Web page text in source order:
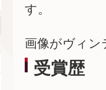
す。
画像がヴィン
受賞歴